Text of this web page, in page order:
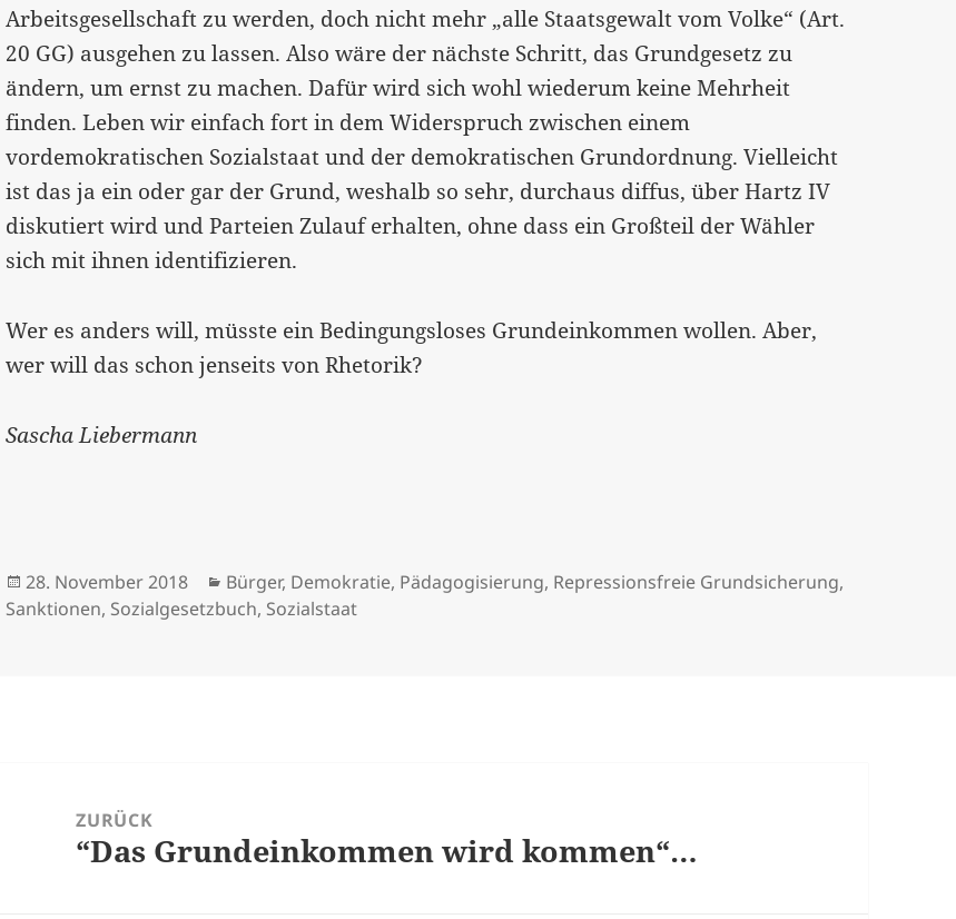
Arbeitsgesellschaft zu werden, doch nicht mehr „alle Staatsgewalt vom Volke“ (Art.
20 GG) ausgehen zu lassen. Also wäre der nächste Schritt, das Grundgesetz zu
ändern, um ernst zu machen. Dafür wird sich wohl wiederum keine Mehrheit
finden. Leben wir einfach fort in dem Widerspruch zwischen einem
vordemokratischen Sozialstaat und der demokratischen Grundordnung. Vielleicht
ist das ja ein oder gar der Grund, weshalb so sehr, durchaus diffus, über Hartz IV
diskutiert wird und Parteien Zulauf erhalten, ohne dass ein Großteil der Wähler
sich mit ihnen identifizieren.
Wer es anders will, müsste ein Bedingungsloses Grundeinkommen wollen. Aber,
wer will das schon jenseits von Rhetorik?
Sascha Liebermann
Veröffentlicht
am
28. November 2018 Kategorien
Bürger, Demokratie, Pädagogisierung, Repressionsfreie Grundsicherung,
Sanktionen, Sozialgesetzbuch, Sozialstaat
NavigationZURÜCK
Vorheriger
“Das Grundeinkommen wird kommen“…